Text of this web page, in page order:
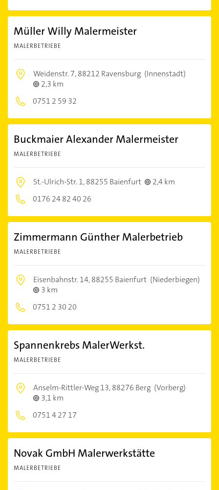
Müller Willy Malermeister
MALERBETRIEBE
Weidenstr. 7,88212 Ravensburg (Innenstadt)
2,3 km
0751 2 59 32
Buckmaier Alexander Malermeister
MALERBETRIEBE
St.-Ulrich-Str. 1,88255 Baienfurt
2,4 km
0176 24 82 40 26
Zimmermann Günther Malerbetrieb
MALERBETRIEBE
Eisenbahnstr. 14,88255 Baienfurt (Niederbiegen)
3 km
0751 2 30 20
Spannenkrebs MalerWerkst.
MALERBETRIEBE
Anselm-Rittler-Weg 13,88276 Berg (Vorberg)
3,1 km
0751 4 27 17
Novak GmbH Malerwerkstätte
MALERBETRIEBE